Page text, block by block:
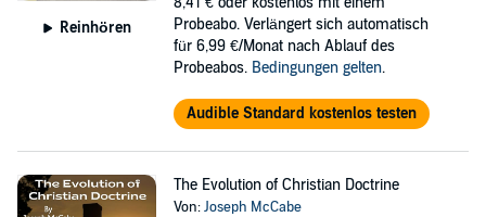
Reinhören
Probeabo. Verlängert sich automatisch
für 6,99 €/Monat nach Ablauf des
Probeabos. Bedingungen gelten.
Audible Standard kostenlos testen
The Evolution of Christian Doctrine
Von:Joseph McCabe